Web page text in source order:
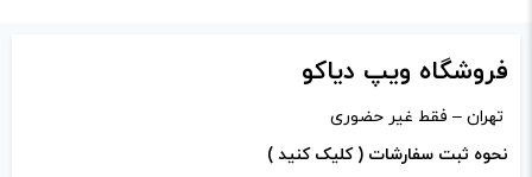
دیدگاه شما*
فروشگاه ویپ دیاکو
تهران – فقط غیر حضوری
نحوه ثبت سفارشات ( کلیک کنید )